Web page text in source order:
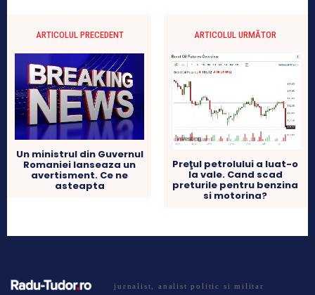
ARTICOLUL PRECEDENT
Un ministrul din Guvernul
Romaniei lanseaza un
avertisment. Ce ne
asteapta
ARTICOLUL URMĂTOR
Preţul petrolului a luat-o
la vale. Cand scad
preturile pentru benzina
si motorina?
jurnalist, analist politic si militar